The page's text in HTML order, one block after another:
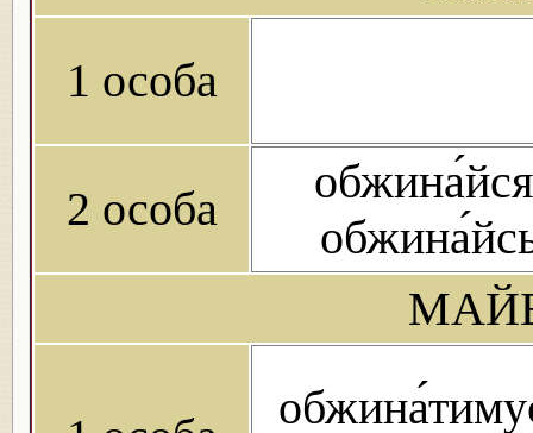
1 особа
2 особа